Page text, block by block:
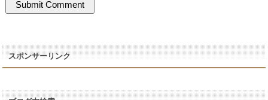
スポンサーリンク